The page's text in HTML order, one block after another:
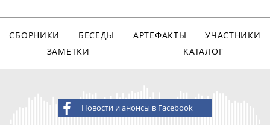
СБОРНИКИ БЕСЕДЫ АРТЕФАКТЫ
УЧАСТНИКИ
ЗАМЕТКИ
КАТАЛОГ
Новости и анонсы в Facebook